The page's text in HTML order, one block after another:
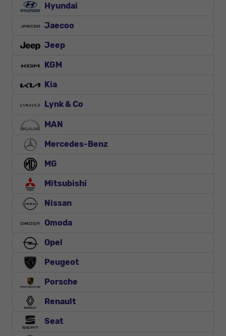
Hyundai
Jaecoo
Jeep
KGM
Kia
Lynk & Co
MAN
Mercedes-Benz
MG
Mitsubishi
Nissan
Omoda
Opel
Peugeot
Porsche
Renault
Seat